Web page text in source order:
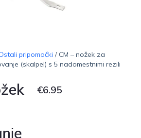
pripomočki / CM – nožek za
(skalpel) s 5 nadomestnimi rezili
€6.95